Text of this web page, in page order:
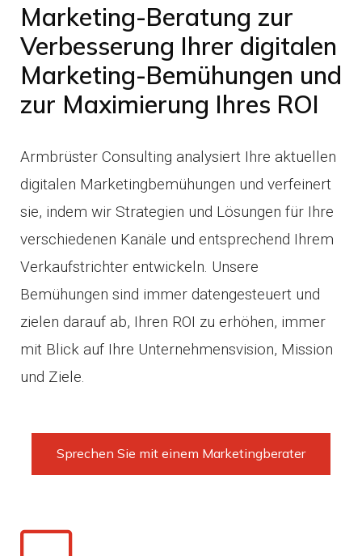
Marketing-Beratung zur
Verbesserung Ihrer digitalen
Marketing-Bemühungen und
zur Maximierung Ihres ROI
Armbrüster Consulting analysiert Ihre aktuellen
digitalen Marketingbemühungen und verfeinert
sie, indem wir Strategien und Lösungen für Ihre
verschiedenen Kanäle und entsprechend Ihrem
Verkaufstrichter entwickeln. Unsere
Bemühungen sind immer datengesteuert und
zielen darauf ab, Ihren ROI zu erhöhen, immer
mit Blick auf Ihre Unternehmensvision, Mission
und Ziele.
Sprechen Sie mit einem Marketingberater